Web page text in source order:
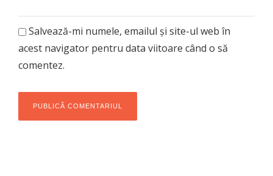
Salvează-mi numele, emailul și site-ul web în
acest navigator pentru data viitoare când o să
comentez.